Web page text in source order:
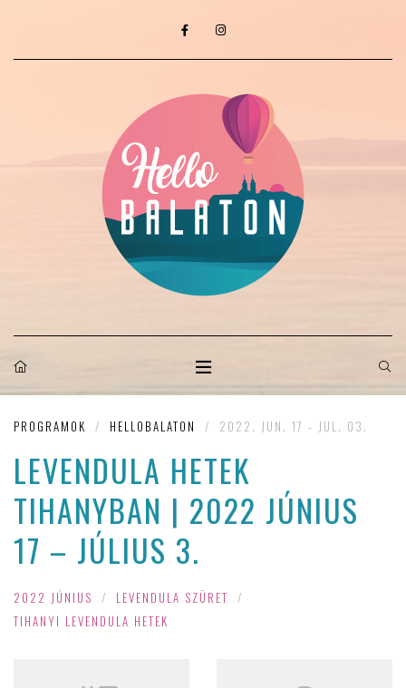
PROGRAMOK / HELLOBALATON / 2022. JUN. 17 - JUL. 03.
LEVENDULA HETEK
TIHANYBAN | 2022 JÚNIUS
17 – JÚLIUS 3.
2022 JÚNIUS / LEVENDULA SZÜRET
/
TIHANYI LEVENDULA HETEK